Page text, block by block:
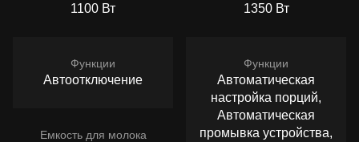
1100 Вт
Функции
Автоотключение
Емкость для молока
1350 Вт
Функции
Автоматическая
настройка порций,
Автоматическая
промывка устройства,